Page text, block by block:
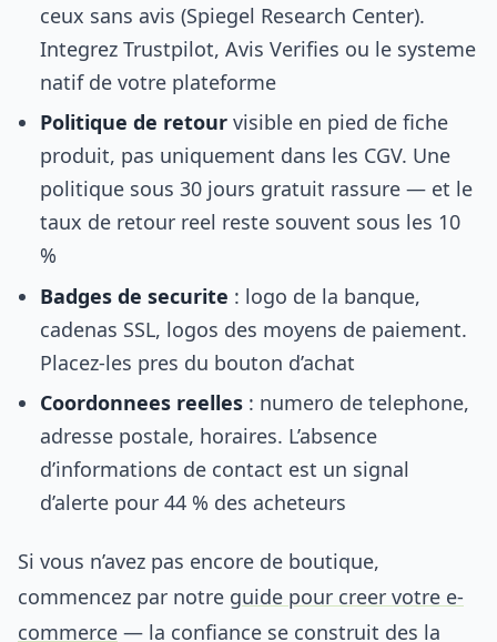
ceux sans avis (Spiegel Research Center).
Integrez Trustpilot, Avis Verifies ou le systeme
natif de votre plateforme
Politique de retour visible en pied de fiche
produit, pas uniquement dans les CGV. Une
politique sous 30 jours gratuit rassure — et le
taux de retour reel reste souvent sous les 10
%
Badges de securite : logo de la banque,
cadenas SSL, logos des moyens de paiement.
Placez-les pres du bouton d’achat
Coordonnees reelles : numero de telephone,
adresse postale, horaires. L’absence
d’informations de contact est un signal
d’alerte pour 44 % des acheteurs
Si vous n’avez pas encore de boutique,
commencez par notre guide pour creer votre e-
commerce — la confiance se construit des la